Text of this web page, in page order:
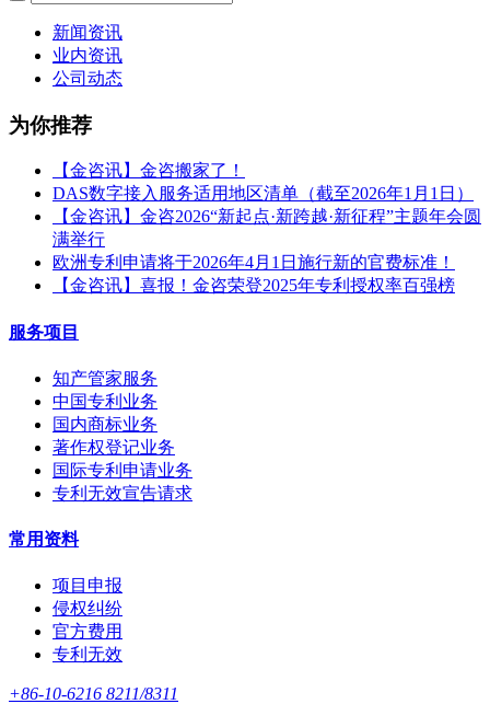
新闻资讯
业内资讯
公司动态
为你推荐
【金咨讯】金咨搬家了！
DAS数字接入服务适用地区清单（截至2026年1月1日）
【金咨讯】金咨2026“新起点·新跨越·新征程”主题年会圆
满举行
欧洲专利申请将于2026年4月1日施行新的官费标准！
【金咨讯】喜报！金咨荣登2025年专利授权率百强榜
服务项目
知产管家服务
中国专利业务
国内商标业务
著作权登记业务
国际专利申请业务
专利无效宣告请求
常用资料
项目申报
侵权纠纷
官方费用
专利无效
+86-10-6216 8211/8311